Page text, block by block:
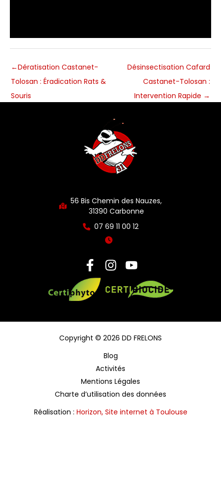
←Dératisation Castanet-
Tolosan : Éradication Rats &
Souris
Désinsectisation Cafard
Castanet-Tolosan :
Intervention Rapide →
56 Bis Chemin des Nauzes,
31390 Carbonne
07 69 11 00 12
Copyright © 2026 DD FRELONS
Blog
Activités
Mentions Légales
Charte d’utilisation des données
Réalisation : Horizon, Site internet à Toulouse